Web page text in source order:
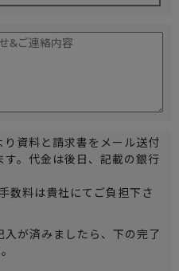
資料と請求書をメール送付
。代金は後日、記載の銀行
数料は貴社にてご負担下さ
が済みましたら、下の完了